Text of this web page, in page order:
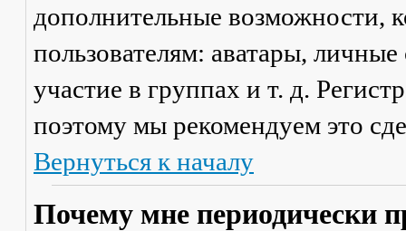
дополнительные возможности,
пользователям: аватары,
участие в группах и т. д.
поэтому мы рекомендуем это
Вернуться к началу
Почему мне периодически